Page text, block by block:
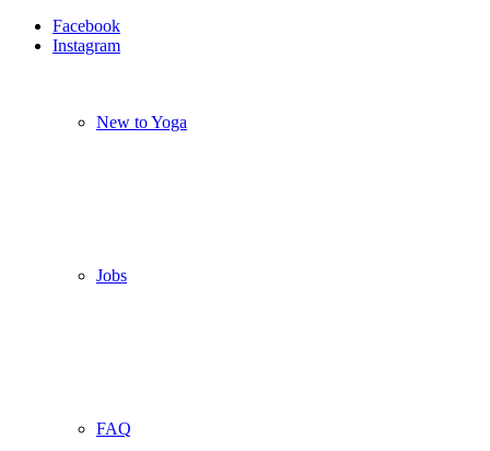
New to Yoga
Jobs
FAQ
Facebook
Instagram